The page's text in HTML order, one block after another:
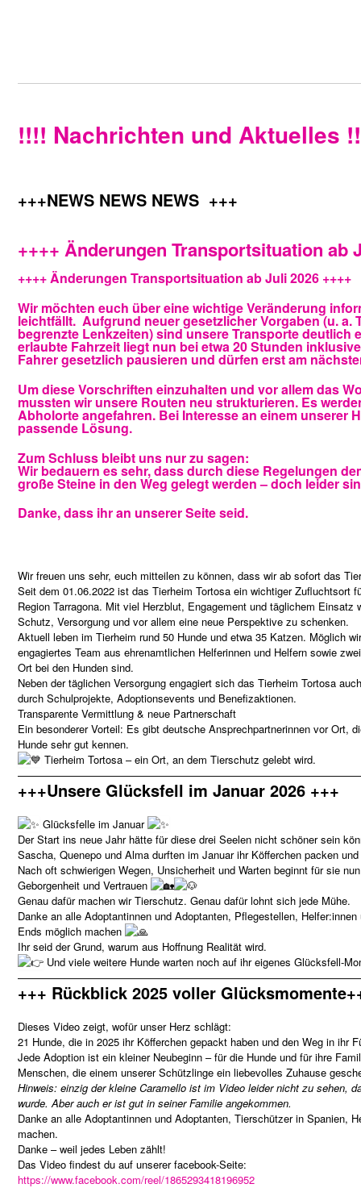
!!!! Nachrichten und Aktuelles
+++NEWS NEWS NEWS +++
++++ Änderungen Transportsituation ab
++++ Änderungen Transportsituation ab Juli 2026 ++++
Wir möchten euch über eine wichtige Veränderung
leichtfällt. Aufgrund neuer gesetzlicher Vorgaben (u.
begrenzte Lenkzeiten) sind unsere Transporte deutlich
erlaubte Fahrzeit liegt nun bei etwa 20 Stunden
Fahrer gesetzlich pausieren und dürfen erst am
Um diese Vorschriften einzuhalten und vor allem das
mussten wir unsere Routen neu strukturieren. Es
Abholorte angefahren. Bei Interesse an einem unserer
passende Lösung.
Zum Schluss bleibt uns nur zu sagen:
Wir bedauern es sehr, dass durch diese Regelungen
große Steine in den Weg gelegt werden – doch leider
Danke, dass ihr an unserer Seite seid.
Wir freuen uns sehr, euch mitteilen zu können, dass wir ab sofort das
Seit dem 01.06.2022 ist das Tierheim Tortosa ein wichtiger Zufluchtsort
Region Tarragona. Mit viel Herzblut, Engagement und täglichem Einsatz
Schutz, Versorgung und vor allem eine neue Perspektive zu schenken.
Aktuell leben im Tierheim rund 50 Hunde und etwa 35 Katzen. Möglich
engagiertes Team aus ehrenamtlichen Helferinnen und Helfern sowie
Ort bei den Hunden sind.
Neben der täglichen Versorgung engagiert sich das Tierheim Tortosa
durch Schulprojekte, Adoptionsevents und Benefizaktionen.
Transparente Vermittlung & neue Partnerschaft
Ein besonderer Vorteil: Es gibt deutsche Ansprechpartnerinnen vor Ort,
Hunde sehr gut kennen.
Tierheim Tortosa – ein Ort, an dem Tierschutz gelebt wird.
+++Unsere Glücksfell im Januar 2026 +++
Glücksfelle im Januar
Der Start ins neue Jahr hätte für diese drei Seelen nicht schöner sein
Sascha, Quenepo und Alma durften im Januar ihr Köfferchen packen
Nach oft schwierigen Wegen, Unsicherheit und Warten beginnt für sie
Geborgenheit und Vertrauen
Genau dafür machen wir Tierschutz. Genau dafür lohnt sich jede Mühe.
Danke an alle Adoptantinnen und Adoptanten, Pflegestellen,
Ends möglich machen
Ihr seid der Grund, warum aus Hoffnung Realität wird.
Und viele weitere Hunde warten noch auf ihr eigenes Glücksfell-
+++ Rückblick 2025 voller
Dieses Video zeigt, wofür unser Herz schlägt:
21 Hunde, die in 2025 ihr Köfferchen gepackt haben und den Weg in ihr
Jede Adoption ist ein kleiner Neubeginn – für die Hunde und für ihre
Menschen, die einem unserer Schützlinge ein liebevolles Zuhause
Hinweis: einzig der kleine Caramello ist im Video leider nicht zu sehen,
wurde. Aber auch er ist gut in seiner Familie angekommen.
Danke an alle Adoptantinnen und Adoptanten, Tierschützer in Spanien,
machen.
Danke – weil jedes Leben zählt!
Das Video findest du auf unserer facebook-Seite:
https://www.facebook.com/reel/1865293418196952